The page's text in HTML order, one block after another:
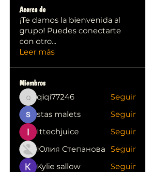
Acerca de
¡Te damos la bienvenida al
grupo! Puedes conectarte
con otro...
Leer más
Miembros
qiqi77246
qiqi77246
Seguir
stas malets
Seguir
Ittechjuice
Seguir
Юлия Степанова
Seguir
Kylie sallow
Seguir